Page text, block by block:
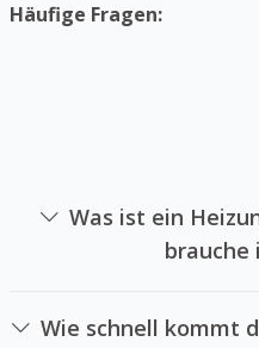
Häufige Fragen:
Was ist ein
Heizsystemen in
Wie schnell kommt